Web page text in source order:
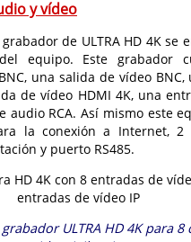
y vídeo
de ULTRA HD 4K se
equipo. Este grabador
una salida de vídeo
de vídeo HDMI 4K, una
audio RCA. Así mismo este
la conexión a Internet, 2
y puerto RS485.
ULTRA HD 4K para 8